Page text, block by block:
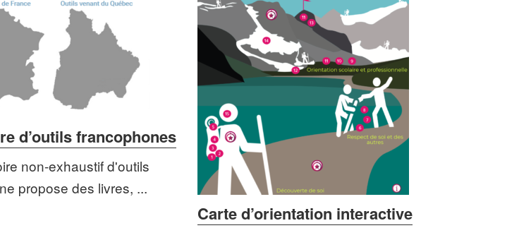
d’outils francophones
non-exhaustif d'outils
propose des livres, ...
Carte d’orientation interactive